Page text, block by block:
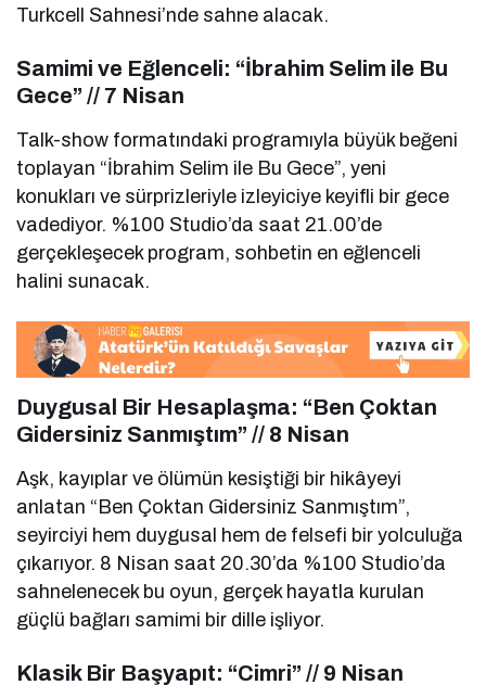
Turkcell Sahnesi’nde sahne alacak.
Samimi ve Eğlenceli: “İbrahim Selim ile Bu
Gece” // 7 Nisan
Talk-show formatındaki programıyla büyük beğeni
toplayan “İbrahim Selim ile Bu Gece”, yeni
konukları ve sürprizleriyle izleyiciye keyifli bir gece
vadediyor. %100 Studio’da saat 21.00’de
gerçekleşecek program, sohbetin en eğlenceli
halini sunacak.
Duygusal Bir Hesaplaşma: “Ben Çoktan
Gidersiniz Sanmıştım” // 8 Nisan
Aşk, kayıplar ve ölümün kesiştiği bir hikâyeyi
anlatan “Ben Çoktan Gidersiniz Sanmıştım”,
seyirciyi hem duygusal hem de felsefi bir yolculuğa
çıkarıyor. 8 Nisan saat 20.30’da %100 Studio’da
sahnelenecek bu oyun, gerçek hayatla kurulan
güçlü bağları samimi bir dille işliyor.
Klasik Bir Başyapıt: “Cimri” // 9 Nisan